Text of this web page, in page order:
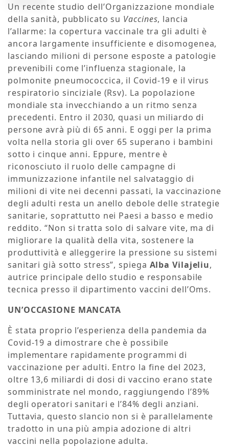
Un recente studio dell’Organizzazione mondiale
della sanità, pubblicato su Vaccines, lancia
l’allarme: la copertura vaccinale tra gli adulti è
ancora largamente insufficiente e disomogenea,
lasciando milioni di persone esposte a patologie
prevenibili come l’influenza stagionale, la
polmonite pneumococcica, il Covid-19 e il virus
respiratorio sinciziale (Rsv). La popolazione
mondiale sta invecchiando a un ritmo senza
precedenti. Entro il 2030, quasi un miliardo di
persone avrà più di 65 anni. E oggi per la prima
volta nella storia gli over 65 superano i bambini
sotto i cinque anni. Eppure, mentre è
riconosciuto il ruolo delle campagne di
immunizzazione infantile nel salvataggio di
milioni di vite nei decenni passati, la vaccinazione
degli adulti resta un anello debole delle strategie
sanitarie, soprattutto nei Paesi a basso e medio
reddito. “Non si tratta solo di salvare vite, ma di
migliorare la qualità della vita, sostenere la
produttività e alleggerire la pressione su sistemi
sanitari già sotto stress”, spiega Alba Vilajeliu,
autrice principale dello studio e responsabile
tecnica presso il dipartimento vaccini dell’Oms.
UN’OCCASIONE MANCATA
È stata proprio l’esperienza della pandemia da
Covid-19 a dimostrare che è possibile
implementare rapidamente programmi di
vaccinazione per adulti. Entro la fine del 2023,
oltre 13,6 miliardi di dosi di vaccino erano state
somministrate nel mondo, raggiungendo l’89%
degli operatori sanitari e l’84% degli anziani.
Tuttavia, questo slancio non si è parallelamente
tradotto in una più ampia adozione di altri
vaccini nella popolazione adulta.